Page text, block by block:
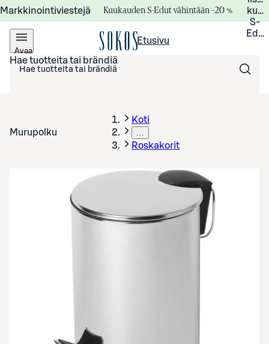
Markkinointiviestejä Kuukauden S-Edut vähintään –20 %
S-
Avaa
valikko
Etusivu
Hae tuotteita tai brändiä
Murupolku
Koti
…
Roskakorit